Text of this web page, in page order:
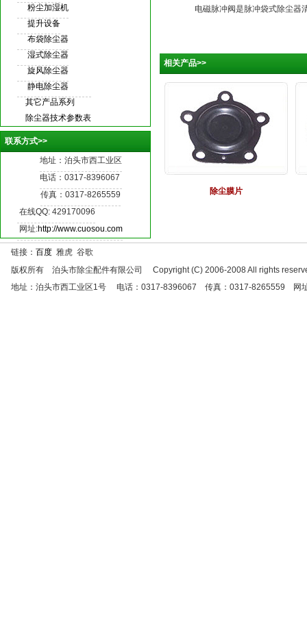
粉尘加湿机
提升设备
布袋除尘器
湿式除尘器
旋风除尘器
静电除尘器
其它产品系列
除尘器技术参数表
联系方式>>
地址：泊头市西工业区
电话：0317-8396067
传真：0317-8265559
在线QQ: 429170096
网址:http://www.cuosou.com
电磁脉冲阀是脉冲袋式除尘器清灰
相关产品>>
除尘膜片
链接： 百度雅虎 谷歌
版权所有 泊头市除尘配件有限公司 Copyright (C) 2006-2008 All rights
地址：泊头市西工业区1号 电话：0317-8396067 传真：0317-8265559 网